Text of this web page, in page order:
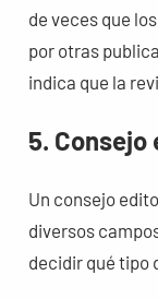
de veces que
por otras
indica que la
5.
Un consejo
diversos
decidir qué tipo